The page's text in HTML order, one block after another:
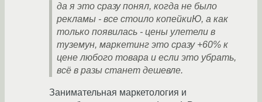
да я это сразу понял, когда не было
рекламы - все стоило копейкиЮ, а как
только появилась - цены улетели в
туземун, маркетинг это сразу +60% к
цене любого товара и если это убрать,
всё в разы станет дешевле.
Занимательная маркетология и